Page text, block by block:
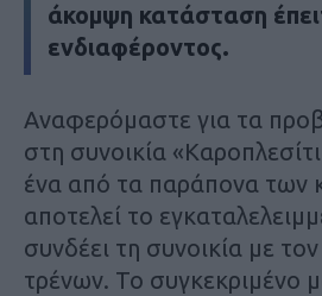
άκομψη κατάσταση
ενδιαφέροντος.
Αναφερόμαστε για τα
στη συνοικία
ένα από τα παράπονα των
αποτελεί το
συνδέει τη συνοικία με
τρένων. Το συγκεκριμένο